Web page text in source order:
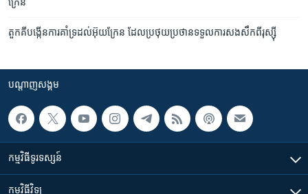
តួកគី​បង្កើន​ការ​គាំទ្រ​ដល់​អ៊ុយក្រែន​ ដែល​ប្រថុយ​ប្រថាន​ទទួលការ​សង​សឹក​ពី​រុស្ស៊ី
បណ្តាញ​សង្គម
កម្មវិធី​ទូរទស្សន៍
កម្មវិធី​វិទ្យុ